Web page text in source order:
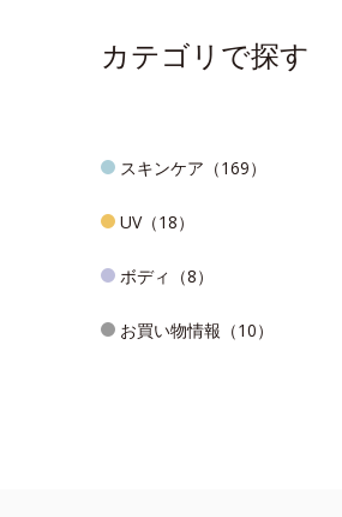
カテゴリで探す
スキンケア（169）
UV（18）
ボディ（8）
お買い物情報（10）